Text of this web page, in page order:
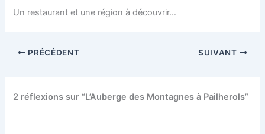
Un restaurant et une région à découvrir…
PRÉCÉDENT SUIVANT
2 réflexions sur “L’Auberge des Montagnes à Pailherols”